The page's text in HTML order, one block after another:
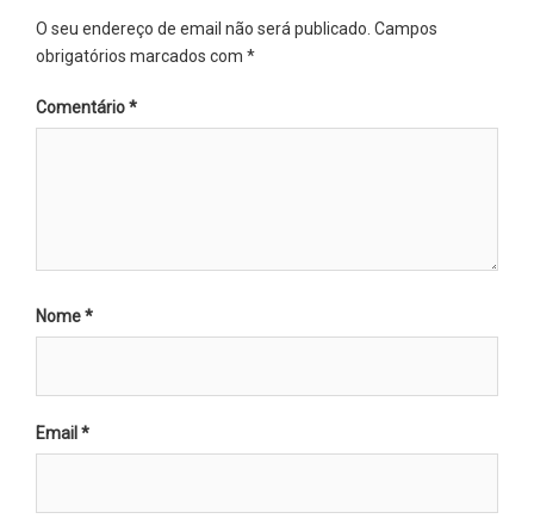
O seu endereço de email não será publicado. Campos
obrigatórios marcados com *
Comentário*
Nome*
Email *